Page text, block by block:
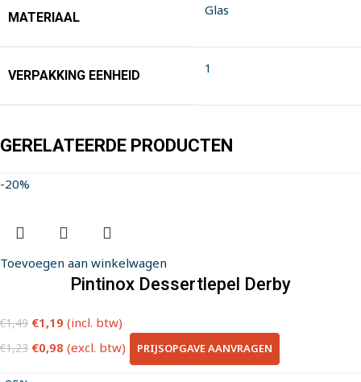
MATERIAAL Glas
VERPAKKING EENHEID 1
GERELATEERDE PRODUCTEN
-20%
Toevoegen aan winkelwagen
Pintinox Dessertlepel Derby
€1,49 €1,19 (incl. btw)
€1,23 €0,98 (excl. btw) PRIJSOPGAVE AANVRAGEN